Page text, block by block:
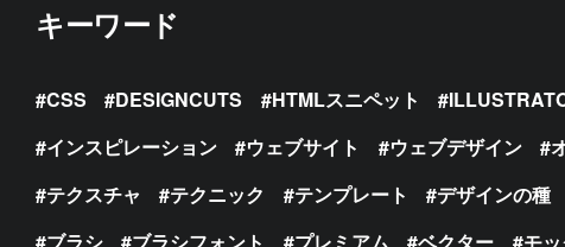
キーワード
CSS DESIGNCUTS HTMLスニペット
インスピレーション
ウェブサイト ウェブデザイン
テクスチャ
テクニック テンプレート デザインの種